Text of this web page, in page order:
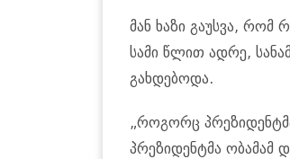
მან ხაზი გაუსვა, რომ
სამი წლით ადრე,
გახდებოდა.
„როგორც
პრეზიდენტმა ობამამ